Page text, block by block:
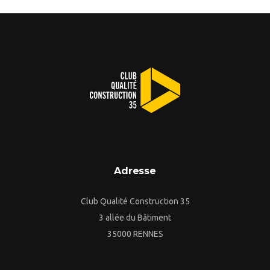
Adresse
Club Qualité Construction 35
3 allée du Bâtiment
35000 RENNES